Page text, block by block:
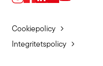
Cookiepolicy
Integritetspolicy